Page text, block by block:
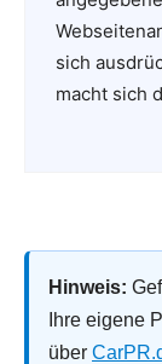
sich
macht sich
Hinweis:
Ihre eigene
über